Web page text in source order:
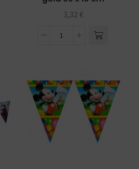
3,32 €